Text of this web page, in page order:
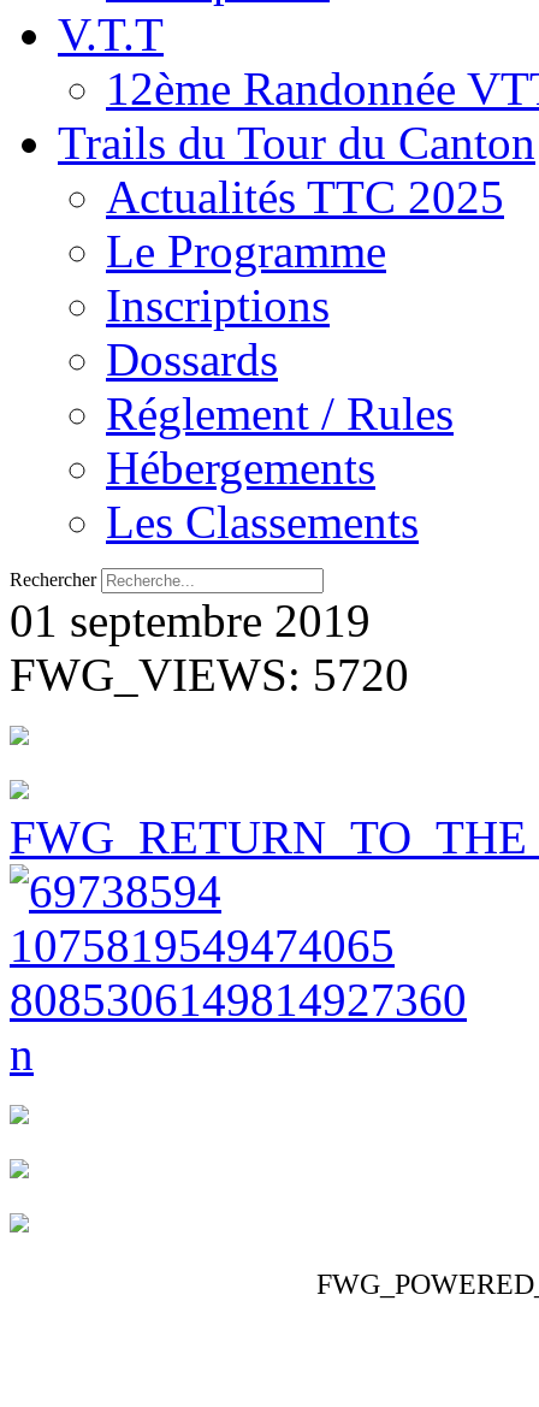
V.T.T
12ème Randonnée
Trails du Tour du Canton
Actualités TTC 2025
Le Programme
Inscriptions
Dossards
Réglement / Rules
Hébergements
Les Classements
Rechercher
01 septembre 2019
FWG_VIEWS: 5720